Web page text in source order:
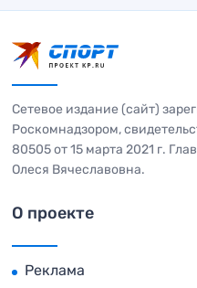
Сетевое издание (сайт)
Роскомнадзором,
80505 от 15 марта 2021 г.
Олеся Вячеславовна.
О проекте
Реклама